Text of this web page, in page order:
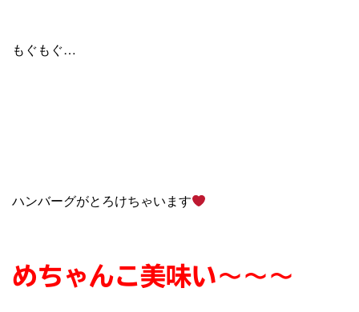
もぐもぐ…
ハンバーグがとろけちゃいます
めちゃんこ美味い〜〜〜